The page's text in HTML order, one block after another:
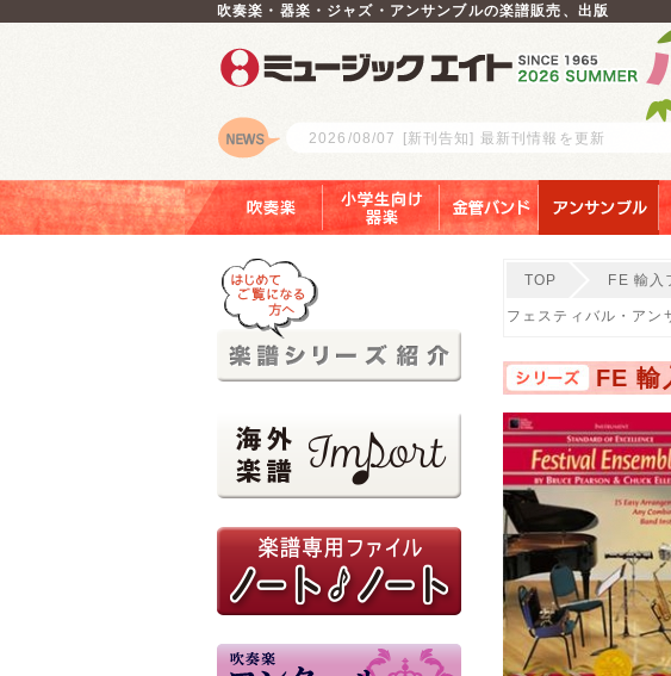
吹奏楽・器楽・ジャズ・アンサンブルの楽譜販売、出版
ロゴ
2026/08/07 [新刊告知] 最新刊情報を更新
TOP FE 輸入
フェスティバル・アン
FE 輸